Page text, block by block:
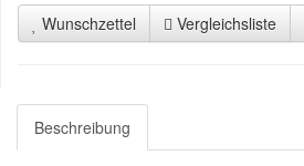
Wunschzettel Vergleichsliste
Beschreibung